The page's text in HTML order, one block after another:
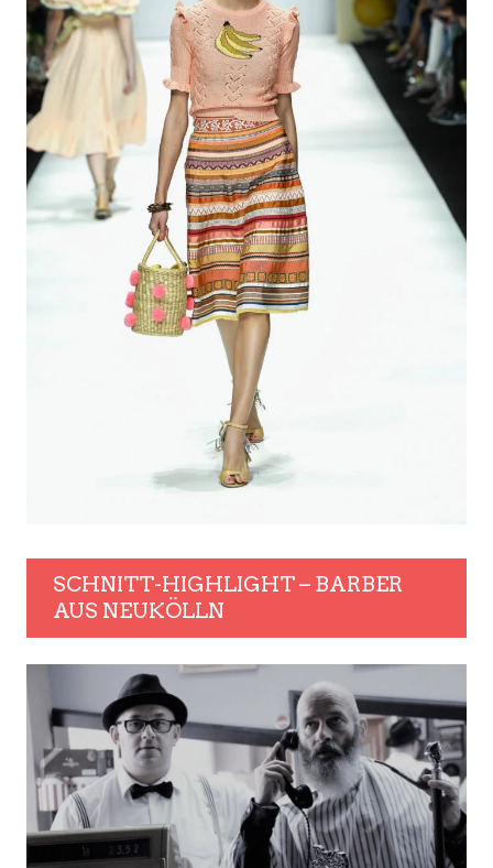
SCHNITT-HIGHLIGHT – BARBER
AUS NEUKÖLLN